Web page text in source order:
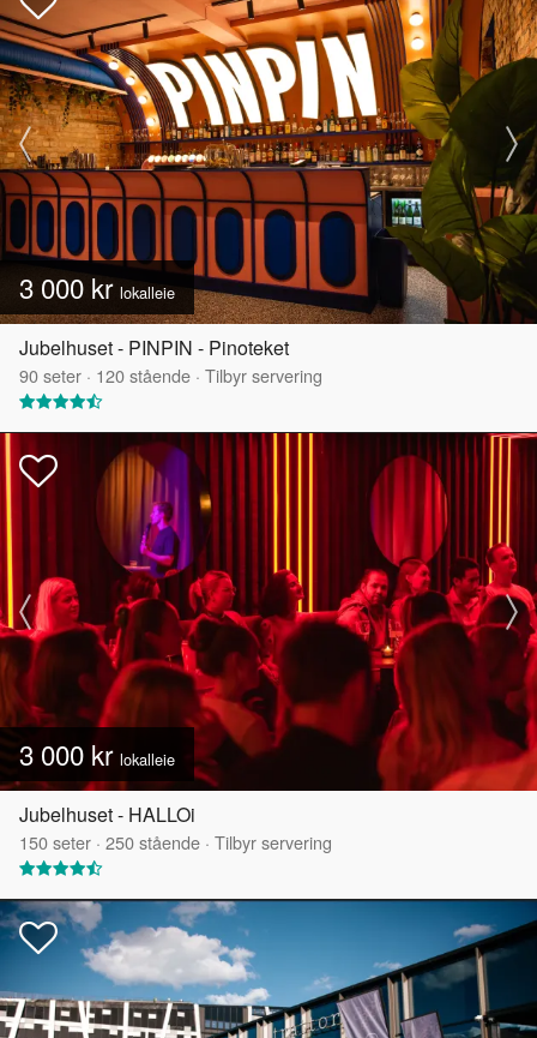
3 000 kr lokalleie
Jubelhuset - PINPIN - Pinoteket
90seter · 120stående · Tilbyr servering
3 000 kr lokalleie
Jubelhuset - HALLOi
150seter · 250stående · Tilbyr servering